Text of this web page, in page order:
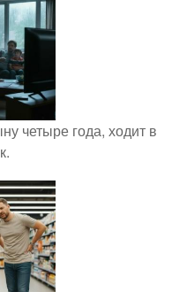
четыре года, ходит в